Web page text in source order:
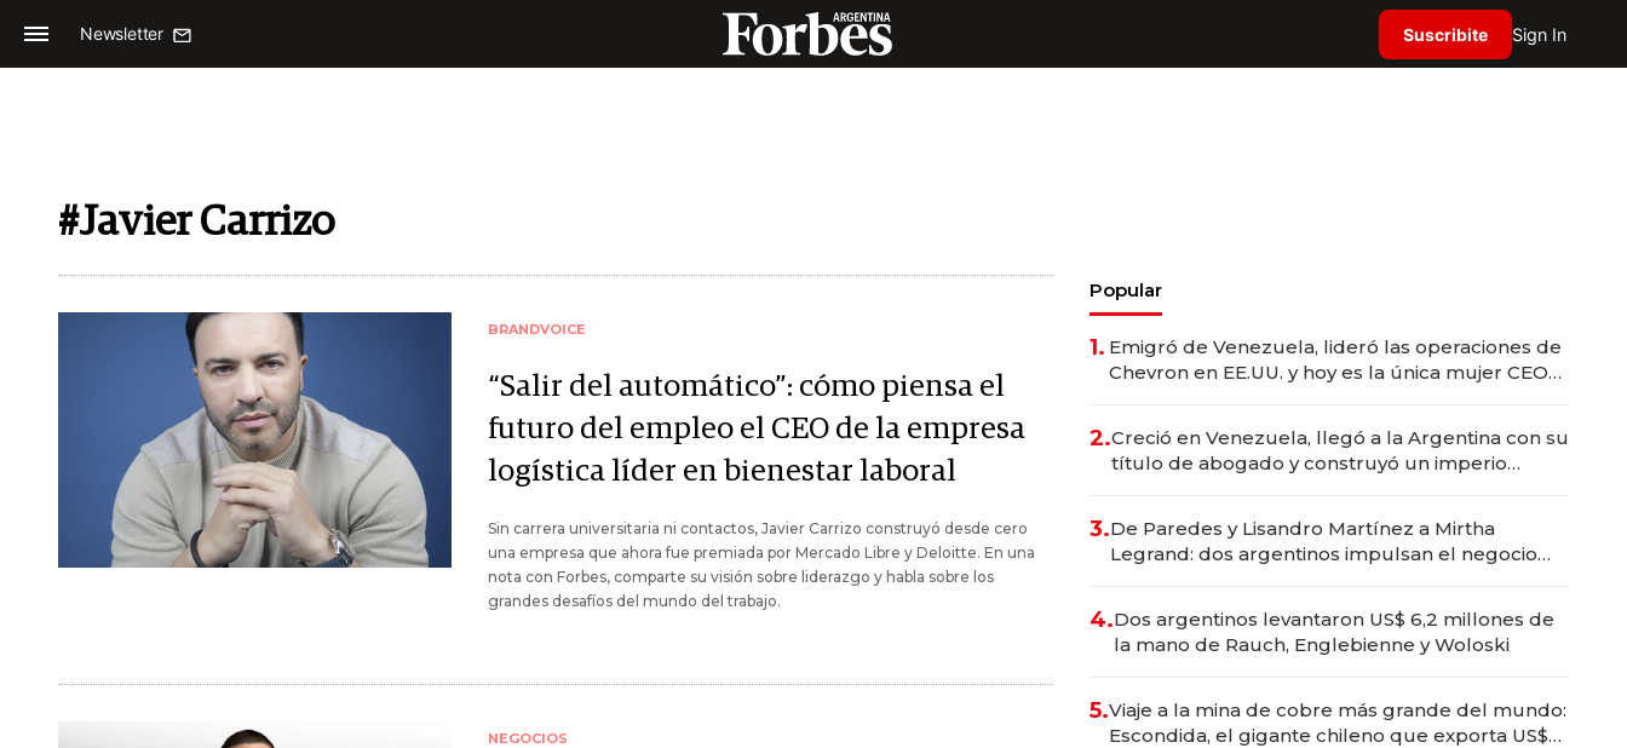
Newsletter Suscribite Sign In
#Javier Carrizo
BRANDVOICE
“Salir del automático”: cómo piensa el
futuro del empleo el CEO de la empresa
logística líder en bienestar laboral
Sin carrera universitaria ni contactos, Javier Carrizo construyó desde cero
una empresa que ahora fue premiada por Mercado Libre y Deloitte. En una
nota con Forbes, comparte su visión sobre liderazgo y habla sobre los
grandes desafíos del mundo del trabajo.
NEGOCIOS
Popular
1. Emigró de Venezuela, lideró las operaciones de
Chevron en EE.UU. y hoy es la única mujer CEO
2.Creció en Venezuela, llegó a la Argentina con su
título de abogado y construyó un imperio
3.De Paredes y Lisandro Martínez a Mirtha
Legrand: dos argentinos impulsan el negocio
4.Dos argentinos levantaron US$ 6,2 millones de
la mano de Rauch, Englebienne y Woloski
5.Viaje a la mina de cobre más grande del mundo:
Escondida, el gigante chileno que exporta US$